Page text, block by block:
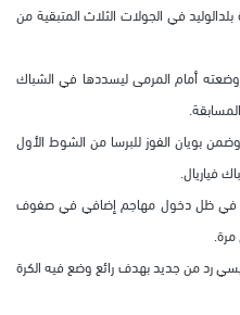
في الجولات الثلاث المتبقية من
أمام المرمى ليسددها في الشباك
بويان الفوز للبرسا من الشوط الأول
فياريال.
في ظل دخول مهاجم إضافي في صفوف
رد من جديد بهدف رائع وضع فيه الكرة